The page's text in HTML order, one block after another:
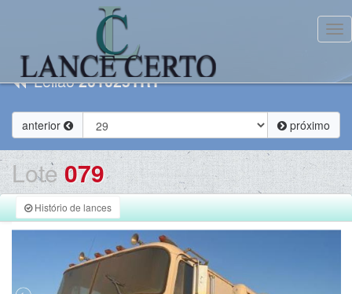
Leilão201025TRT
anterior próximo
Lote 079
Histório de lances